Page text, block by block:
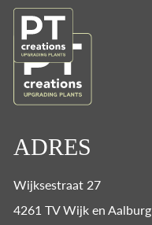
ADRES
Wijksestraat 27
4261 TV Wijk en Aalburg